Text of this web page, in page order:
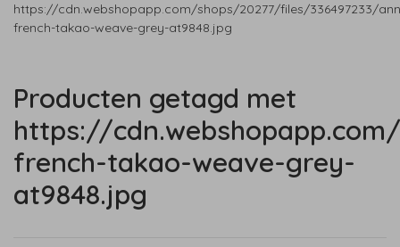
https://cdn.webshopapp.com/shops/20277/files/336497233/
french-takao-weave-grey-at9848.jpg
Producten getagd met
https://
french-takao-weave-grey-
at9848.jpg